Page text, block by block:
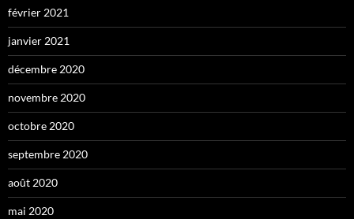
février 2021
janvier 2021
décembre 2020
novembre 2020
octobre 2020
septembre 2020
août 2020
mai 2020